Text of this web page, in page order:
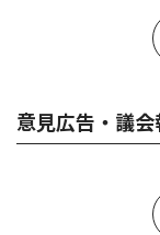
意見広告・議会